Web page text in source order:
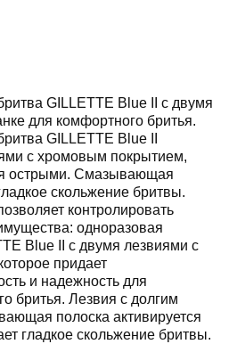
GILLETTE Blue II с двумя
для комфортного бритья.
GILLETTE Blue II
с хромовым покрытием,
острыми. Смазывающая
скольжение бритвы.
контролировать
одноразовая
Blue II с двумя лезвиями с
придает
и надежность для
бритья. Лезвия с долгим
полоска активируется
гладкое скольжение бритвы.